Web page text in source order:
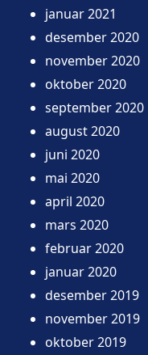
januar 2021
desember 2020
november 2020
oktober 2020
september 2020
august 2020
juni 2020
mai 2020
april 2020
mars 2020
februar 2020
januar 2020
desember 2019
november 2019
oktober 2019